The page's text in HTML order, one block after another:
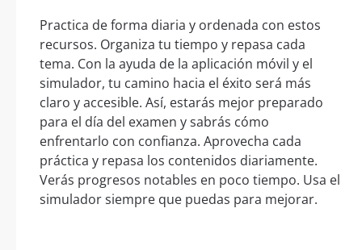
Practica de forma diaria y ordenada con estos
recursos. Organiza tu tiempo y repasa cada
tema. Con la ayuda de la aplicación móvil y el
simulador, tu camino hacia el éxito será más
claro y accesible. Así, estarás mejor preparado
para el día del examen y sabrás cómo
enfrentarlo con confianza. Aprovecha cada
práctica y repasa los contenidos diariamente.
Verás progresos notables en poco tiempo. Usa el
simulador siempre que puedas para mejorar.